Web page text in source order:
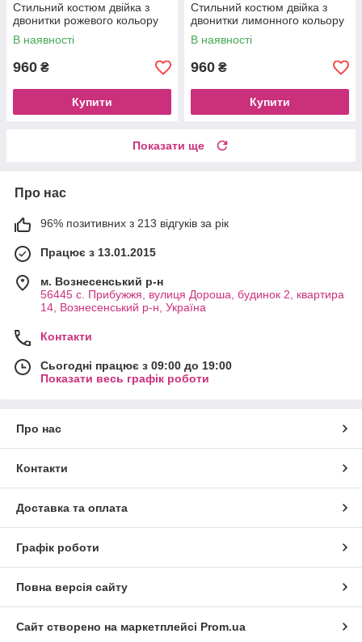
Стильний костюм двійка з
двонитки рожевого кольору
В наявності
960 ₴
Купити
Стильний костюм двійка з
двонитки лимонного кольору
В наявності
960 ₴
Купити
Показати ще
Про нас
96% позитивних з 213 відгуків за рік
Працює з 13.01.2015
м. Вознесенський р-н
56445 с. Прибужжя, вулиця Дороша, будинок 2, квартира
14, Вознесенський р-н, Україна
Контакти
Сьогодні працює з 09:00 до 19:00
Показати весь графік роботи
Про нас
Контакти
Доставка та оплата
Графік роботи
Повна версія сайту
Сайт створено на маркетплейсі Prom.ua